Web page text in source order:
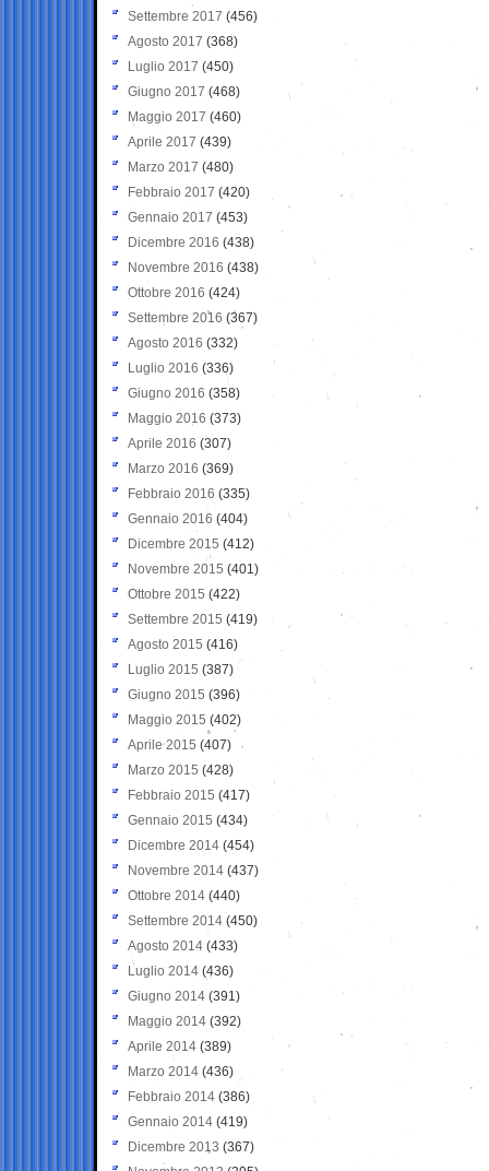
Settembre 2017 (456)
Agosto 2017 (368)
Luglio 2017 (450)
Giugno 2017 (468)
Maggio 2017 (460)
Aprile 2017 (439)
Marzo 2017 (480)
Febbraio 2017 (420)
Gennaio 2017 (453)
Dicembre 2016 (438)
Novembre 2016 (438)
Ottobre 2016 (424)
Settembre 2016 (367)
Agosto 2016 (332)
Luglio 2016 (336)
Giugno 2016 (358)
Maggio 2016 (373)
Aprile 2016 (307)
Marzo 2016 (369)
Febbraio 2016 (335)
Gennaio 2016 (404)
Dicembre 2015 (412)
Novembre 2015 (401)
Ottobre 2015 (422)
Settembre 2015 (419)
Agosto 2015 (416)
Luglio 2015 (387)
Giugno 2015 (396)
Maggio 2015 (402)
Aprile 2015 (407)
Marzo 2015 (428)
Febbraio 2015 (417)
Gennaio 2015 (434)
Dicembre 2014 (454)
Novembre 2014 (437)
Ottobre 2014 (440)
Settembre 2014 (450)
Agosto 2014 (433)
Luglio 2014 (436)
Giugno 2014 (391)
Maggio 2014 (392)
Aprile 2014 (389)
Marzo 2014 (436)
Febbraio 2014 (386)
Gennaio 2014 (419)
Dicembre 2013 (367)